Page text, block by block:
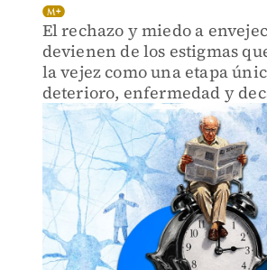
El rechazo y miedo a
devienen de los estigmas
la vejez como una etapa
deterioro, enfermedad y